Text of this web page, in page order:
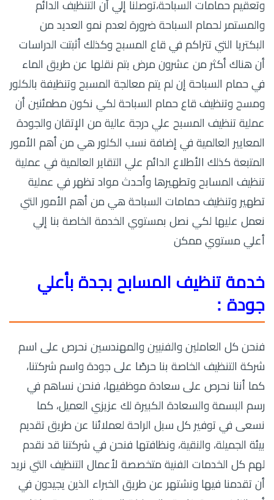
وتعقيم حمامات السباحة،توصلنا إلي أن التنظيف الدائم
والمستمر لحمام السباحة ضرورة لعدم نمو العديد من
البكتريا التي تتراكم في قاع المسبح وكذلك أثبتت الدراسات
أن هناك أكثر من عشرون مرض بتم نقلها عن طريق الماء
في حمام السباحة إن لم يتم معالجة المسبح وتنظيفة بالكلور
ومسح وتنظيف قاع حمام السباحة لكي نكون مطمئنين أن
عملية تنظيف المسبح علي درجة عالية من الإتقان والجودة
المعايير العالمية في إضافة نسب الكلور هي من أهم الأمور
المتبعة كذلك الأطلاع الدائم علي التقاير العالمية في عملية
تنظيف المسابح وتطهيرها وأحدث مواد تظهر في عملية
تطهير وتنظيف حمامات السباحة هي من أهم الأمور التي
نعمل عليها لكي نصل بمستوي الخدمة الخاصة بنا إلي
أعلي مستوي ممكن
خدمة تنظيف المسابح بجدة بأعلي
جودة :
فنحن كل العاملين والفنيين والمهندسين نحرص على اسم
شركة التنظيف الخاصة بنا حرصًا على جودة واسم شركتنا،
كما أننا نحرص على سعادة موظفيها، فنحن نساهم في
رسم البسمة والسعادة الكبيرة لك عزيزي العميل، كما
نسعى في توفير كل سبل الراحة لعملائنا عن طريق تقديم
بيئة الجميلة، والنقية، ونظافتها فنحن في شركتنا قد نقدم
لهم كل الخدمات الفنية متخصصة لأعمال التنظيف التي نريد
أن تقدمنا فيها ونشتهر عن طريق الخبراء الذين يجيدون في